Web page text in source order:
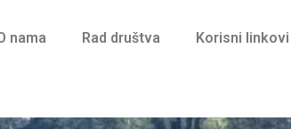
nama Rad društva Korisni linkovi